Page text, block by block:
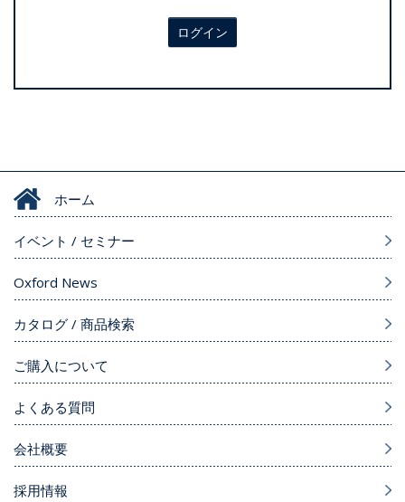
ログイン
ホーム
イベント / セミナー
Oxford News
カタログ / 商品検索
ご購入について
よくある質問
会社概要
採用情報